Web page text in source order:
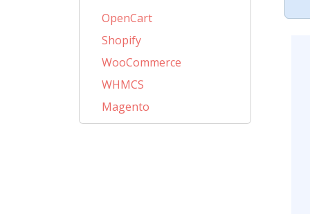
OpenCart
Shopify
WooCommerce
WHMCS
Magento
PrestaShop